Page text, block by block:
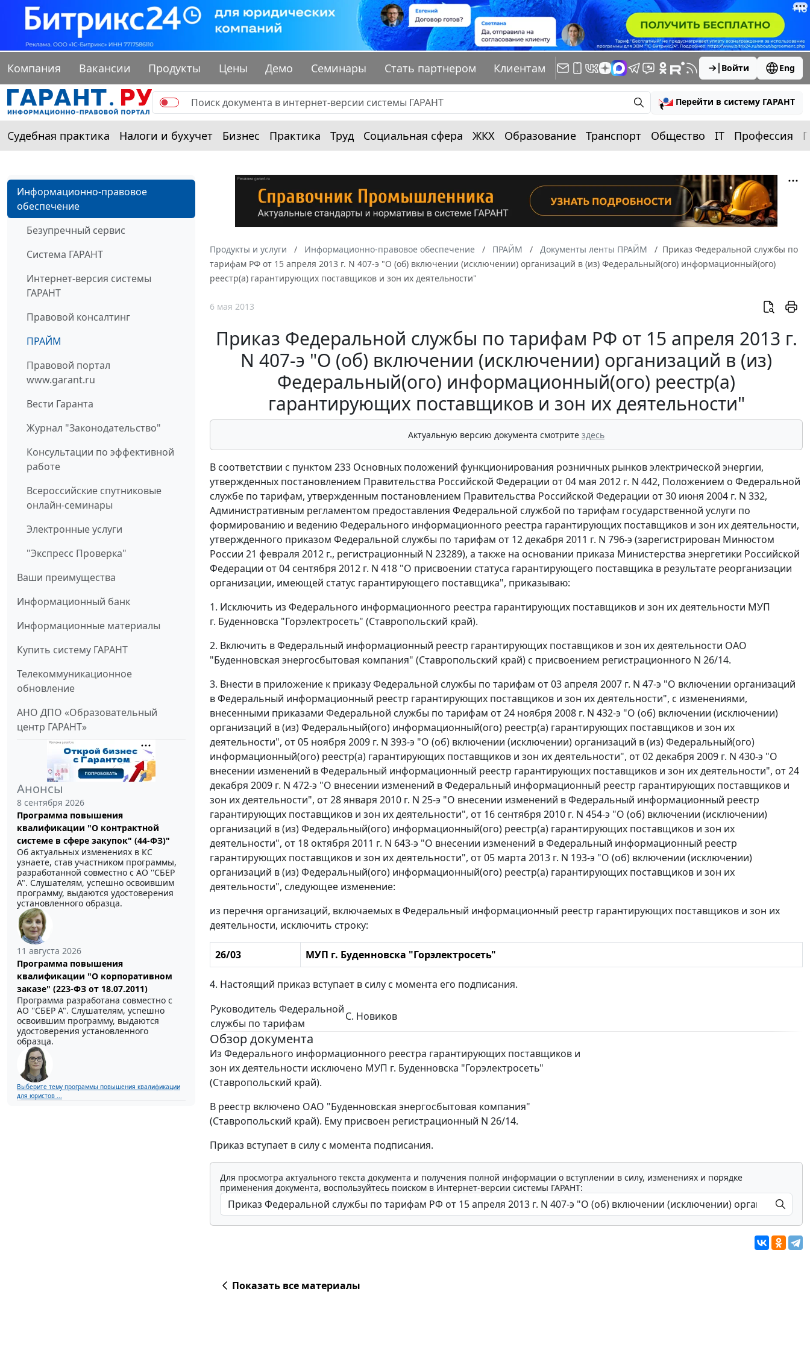
Компания Вакансии Продукты Цены Демо Семинары Стать партнером Клиентам Войти Eng
Перейти в систему ГАРАНТ
Судебная практика Налоги и бухучет Бизнес Практика Труд Социальная сфера ЖКХ Образование Транспорт Общество IT Профессия
Информационно-правовое
обеспечение
Безупречный сервис
Система ГАРАНТ
Интернет-версия системы
ГАРАНТ
Правовой консалтинг
ПРАЙМ
Правовой портал
www.garant.ru
Вести Гаранта
Журнал "Законодательство"
Консультации по эффективной
работе
Всероссийские спутниковые
онлайн-семинары
Электронные услуги
"Экспресс Проверка"
Ваши преимущества
Информационный банк
Информационные материалы
Купить систему ГАРАНТ
Телекоммуникационное
обновление
АНО ДПО «Образовательный
центр ГАРАНТ»
Анонсы
8 сентября 2026
Программа повышения
квалификации "О контрактной
системе в сфере закупок" (44-ФЗ)"
Об актуальных изменениях в КС
узнаете, став участником программы,
разработанной совместно с АО ''СБЕР
А". Слушателям, успешно освоившим
программу, выдаются удостоверения
установленного образца.
11 августа 2026
Программа повышения
квалификации "О корпоративном
заказе" (223-ФЗ от 18.07.2011)
Программа разработана совместно с
АО ''СБЕР А". Слушателям, успешно
освоившим программу, выдаются
удостоверения установленного
образца.
Выберите тему программы повышения квалификации
для юристов ...
Продукты и услуги Информационно-правовое обеспечение ПРАЙМ Документы ленты ПРАЙМ
Приказ Федеральной службы по
тарифам РФ от 15 апреля 2013 г. N 407-э "О (об) включении (исключении) организаций в (из) Федеральный(ого) информационный(ого)
реестр(а) гарантирующих поставщиков и зон их деятельности"
6 мая 2013
Приказ Федеральной службы по тарифам РФ от 15 апреля 2013 г.
N 407-э "О (об) включении (исключении) организаций в (из)
Федеральный(ого) информационный(ого) реестр(а)
гарантирующих поставщиков и зон их деятельности"
Актуальную версию документа смотрите здесь
В соответствии с пунктом 233 Основных положений функционирования розничных рынков электрической энергии,
утвержденных постановлением Правительства Российской Федерации от 04 мая 2012 г. N 442, Положением о Федеральной
службе по тарифам, утвержденным постановлением Правительства Российской Федерации от 30 июня 2004 г. N 332,
Административным регламентом предоставления Федеральной службой по тарифам государственной услуги по
формированию и ведению Федерального информационного реестра гарантирующих поставщиков и зон их деятельности,
утвержденного приказом Федеральной службы по тарифам от 12 декабря 2011 г. N 796-э (зарегистрирован Минюстом
России 21 февраля 2012 г., регистрационный N 23289), а также на основании приказа Министерства энергетики Российской
Федерации от 04 сентября 2012 г. N 418 "О присвоении статуса гарантирующего поставщика в результате реорганизации
организации, имеющей статус гарантирующего поставщика", приказываю:
1. Исключить из Федерального информационного реестра гарантирующих поставщиков и зон их деятельности МУП
г. Буденновска "Горэлектросеть" (Ставропольский край).
2. Включить в Федеральный информационный реестр гарантирующих поставщиков и зон их деятельности ОАО
"Буденновская энергосбытовая компания" (Ставропольский край) с присвоением регистрационного N 26/14.
3. Внести в приложение к приказу Федеральной службы по тарифам от 03 апреля 2007 г. N 47-э "О включении организаций
в Федеральный информационный реестр гарантирующих поставщиков и зон их деятельности", с изменениями,
внесенными приказами Федеральной службы по тарифам от 24 ноября 2008 г. N 432-э "О (об) включении (исключении)
организаций в (из) Федеральный(ого) информационный(ого) реестр(а) гарантирующих поставщиков и зон их
деятельности", от 05 ноября 2009 г. N 393-э "О (об) включении (исключении) организаций в (из) Федеральный(ого)
информационный(ого) реестр(а) гарантирующих поставщиков и зон их деятельности", от 02 декабря 2009 г. N 430-э "О
внесении изменений в Федеральный информационный реестр гарантирующих поставщиков и зон их деятельности", от 24
декабря 2009 г. N 472-э "О внесении изменений в Федеральный информационный реестр гарантирующих поставщиков и
зон их деятельности", от 28 января 2010 г. N 25-э "О внесении изменений в Федеральный информационный реестр
гарантирующих поставщиков и зон их деятельности", от 16 сентября 2010 г. N 454-э "О (об) включении (исключении)
организаций в (из) Федеральный(ого) информационный(ого) реестр(а) гарантирующих поставщиков и зон их
деятельности", от 18 октября 2011 г. N 643-э "О внесении изменений в Федеральный информационный реестр
гарантирующих поставщиков и зон их деятельности", от 05 марта 2013 г. N 193-э "О (об) включении (исключении)
организаций в (из) Федеральный(ого) информационный(ого) реестр(а) гарантирующих поставщиков и зон их
деятельности", следующее изменение:
из перечня организаций, включаемых в Федеральный информационный реестр гарантирующих поставщиков и зон их
деятельности, исключить строку:
26/03 МУП г. Буденновска "Горэлектросеть"
4. Настоящий приказ вступает в силу с момента его подписания.
Руководитель Федеральной
службы по тарифам
С. Новиков
Обзор документа
Из Федерального информационного реестра гарантирующих поставщиков и
зон их деятельности исключено МУП г. Буденновска "Горэлектросеть"
(Ставропольский край).
В реестр включено ОАО "Буденновская энергосбытовая компания"
(Ставропольский край). Ему присвоен регистрационный N 26/14.
Приказ вступает в силу с момента подписания.
Для просмотра актуального текста документа и получения полной информации о вступлении в силу, изменениях и порядке
применения документа, воспользуйтесь поиском в Интернет-версии системы ГАРАНТ:
Показать все материалы